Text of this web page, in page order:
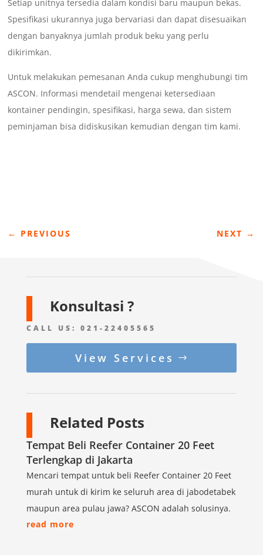
Setiap unitnya tersedia dalam kondisi baru maupun bekas.
Spesifikasi ukurannya juga bervariasi dan dapat disesuaikan
dengan banyaknya jumlah produk beku yang perlu
dikirimkan.
Untuk melakukan pemesanan Anda cukup menghubungi tim
ASCON. Informasi mendetail mengenai ketersediaan
kontainer pendingin, spesifikasi, harga sewa, dan sistem
peminjaman bisa didiskusikan kemudian dengan tim kami.
← PREVIOUS NEXT →
Konsultasi ?
CALL US: 021-22405565
View Services
Related Posts
Tempat Beli Reefer Container 20 Feet
Terlengkap di Jakarta
Mencari tempat untuk beli Reefer Container 20 Feet
murah untuk di kirim ke seluruh area di jabodetabek
maupun area pulau jawa? ASCON adalah solusinya.
read more